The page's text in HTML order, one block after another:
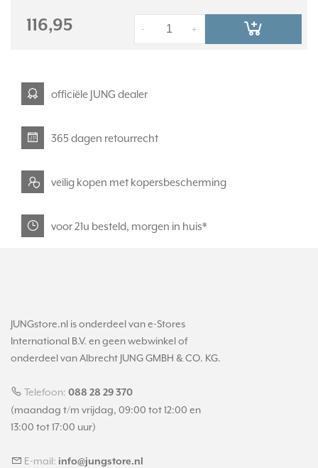
116,95 +
-
officiële JUNG dealer
365 dagen retourrecht
veilig kopen met kopersbescherming
voor 21u besteld, morgen in huis*
JUNGstore.nl is onderdeel van e-Stores
International B.V. en geen webwinkel of
onderdeel van Albrecht JUNG GMBH & CO. KG.
Telefoon: 088 28 29 370
(maandag t/m vrijdag, 09:00 tot 12:00 en
13:00 tot 17:00 uur)
E-mail: info@jungstore.nl